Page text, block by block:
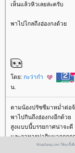
เห็นแล้วหิวเลยล่ะครับ
พาไปไกลถึงฮ่องกงด้ว
ดย: กะว่าก๋า
น.
ตามน้องปรัซซีมาหม่ำต่อ
พาไปกินถึงฮ่องกงอีกด้ว
สูงแบบนี้บรรยกาศน่าจะดี
ละอาหารน่ากินมากกกก
BlogGang.com ใช้คุกกี้